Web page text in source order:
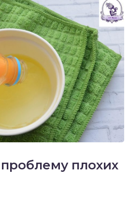
плохих